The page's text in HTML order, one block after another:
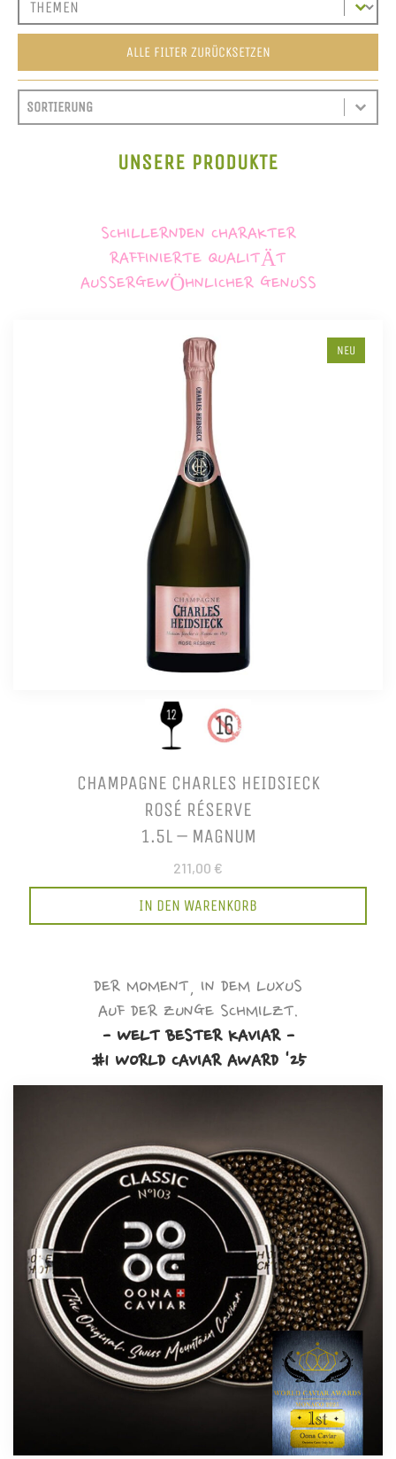
ALLE FILTER ZURÜCKSETZEN
SORTIEREN
SORT CONTENT
SORT CONTENT
UNSERE PRODUKTE
SCHILLERNDEN CHARAKTER
RAFFINIERTE QUALITÄT
AUSSERGEWÖHNLICHER GENUSS
NEU
CHAMPAGNE CHARLES HEIDSIECK
ROSÉ RÉSERVE
1.5L – MAGNUM
211,00 €
IN DEN WARENKORB
DER MOMENT, IN DEM LUXUS
AUF DER ZUNGE SCHMILZT.
- WELT BESTER KAVIAR -
#1 WORLD CAVIAR AWARD '25